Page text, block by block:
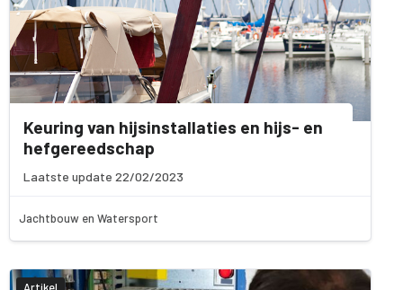
Keuring van hijsinstallaties en hijs- en
hefgereedschap
Laatste update 22/02/2023
Jachtbouw en Watersport